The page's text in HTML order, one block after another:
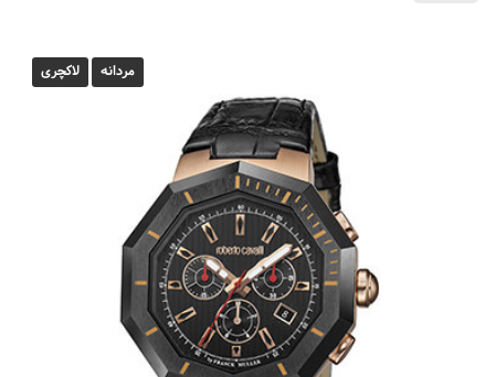
مردانه لاکچری